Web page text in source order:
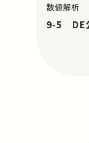
数値解析
9-5 DE